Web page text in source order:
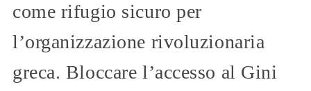
come rifugio sicuro per
l’organizzazione rivoluzionaria
greca. Bloccare l’accesso al Gini